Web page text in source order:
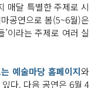
매달 특별한 주제로 시
공연으로 봄(5~6월)은
’이라는 주제로 여러 실
예술마당 홈페이지와
다. 다음 공연은 6월 4